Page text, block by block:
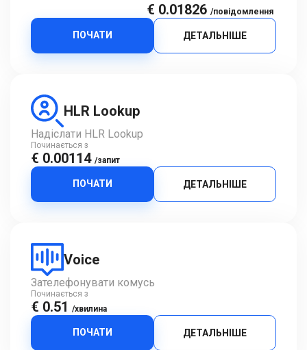
€ 0.01826 /повідомлення
ПОЧАТИ ДЕТАЛЬНІШЕ
HLR Lookup
Надіслати HLR Lookup
Починається з
€ 0.00114 /запит
ПОЧАТИ ДЕТАЛЬНІШЕ
Voice
Зателефонувати комусь
Починається з
€ 0.51 /хвилина
ПОЧАТИ ДЕТАЛЬНІШЕ